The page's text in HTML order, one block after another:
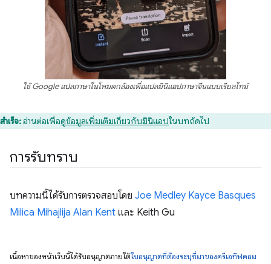
ใช้ Google แปลภาษาในโหมดกล้องเพื่อแปลมินิแอปภาษาจีนแบบเรียลไทม์
สำเร็จ:อ่านต่อเพื่อดูข้อมูลเพิ่มเติมเกี่ยวกับมินิแอปในบทถัดไป
การรับทราบ
บทความนี้ได้รับการตรวจสอบโดย Joe Medley Kayce Basques
Milica Mihajlija Alan Kent และ Keith Gu
เนื้อหาของหน้าเว็บนี้ได้รับอนุญาตภายใต้ใบอนุญาตที่ต้องระบุที่มาของครีเอทีฟคอม